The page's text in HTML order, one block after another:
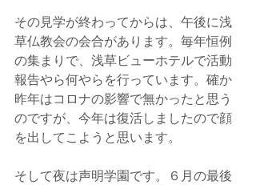
その見学が終わってからは、午後に浅
草仏教会の会合があります。毎年恒例
の集まりで、浅草ビューホテルで活動
報告やら何やらを行っています。確か
昨年はコロナの影響で無かったと思う
のですが、今年は復活しましたので顔
を出してこようと思います。
そして夜は声明学園です。６月の最後